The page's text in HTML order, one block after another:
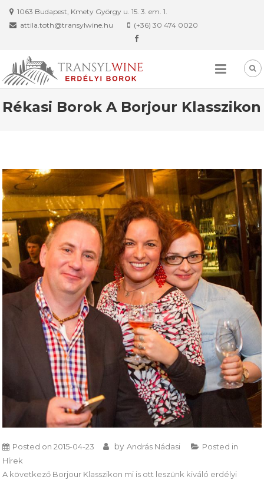
1063 Budapest, Kmety György u. 15. 3. em. 1.
attila.toth@transylwine.hu
(+36) 30 474 0020
Rékasi Borok A Borjour Klasszikon
Posted on2015-04-23 byAndrás Nádasi
Posted in
Hírek
A következő Borjour Klasszikon mi is ott leszünk kiváló erdélyi